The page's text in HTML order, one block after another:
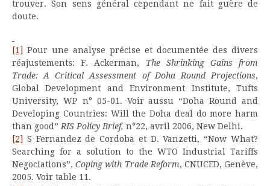
trouver. Son sens général cependant ne fait guère de
doute.
[1] Pour une analyse précise et documentée des divers
réajustements: F. Ackerman, The Shrinking Gains from
Trade: A Critical Assessment of Doha Round Projections,
Global Development and Environment Institute, Tufts
University, WP n° 05-01. Voir aussu “Doha Round and
Developing Countries: Will the Doha deal do more harm
than good” RIS Policy Brief, n°22, avril 2006, New Delhi.
[2] S Fernandez de Cordoba et D. Vanzetti, “Now What?
Searching for a solution to the WTO Industrial Tariffs
Negociations”,Coping with Trade Reform, CNUCED, Genève,
2005. Voir table 11.